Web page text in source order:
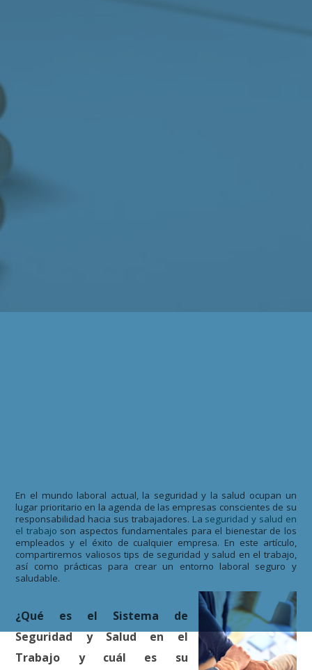
En el mundo laboral actual, la seguridad y la salud ocupan un
lugar prioritario en la agenda de las empresas conscientes de su
responsabilidad hacia sus trabajadores. La seguridad y salud en
el trabajo son aspectos fundamentales para el bienestar de los
empleados y el éxito de cualquier empresa. En este artículo,
compartiremos valiosos tips de seguridad y salud en el trabajo,
así como prácticas para crear un entorno laboral seguro y
saludable.
¿Qué es el Sistema de
Seguridad y Salud en el
Trabajo y cuál es su